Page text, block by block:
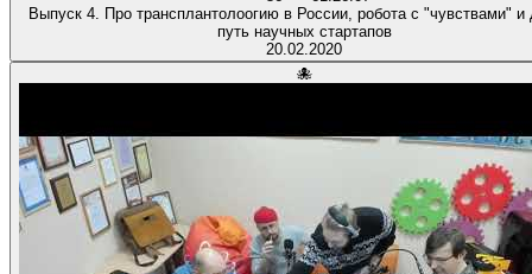
Выпуск 4. Про трансплантолоогию в России, робота с "чувствами" и
путь научных стартапов
20.02.2020
🐙